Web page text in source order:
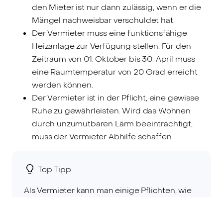
den Mieter ist nur dann zulässig, wenn er die
Mängel nachweisbar verschuldet hat.
Der Vermieter muss eine funktionsfähige
Heizanlage zur Verfügung stellen. Für den
Zeitraum von 01. Oktober bis 30. April muss
eine Raumtemperatur von 20 Grad erreicht
werden können.
Der Vermieter ist in der Pflicht, eine gewisse
Ruhe zu gewährleisten. Wird das Wohnen
durch unzumutbaren Lärm beeinträchtigt,
muss der Vermieter Abhilfe schaffen.
Top Tipp:
Als Vermieter kann man einige Pflichten, wie